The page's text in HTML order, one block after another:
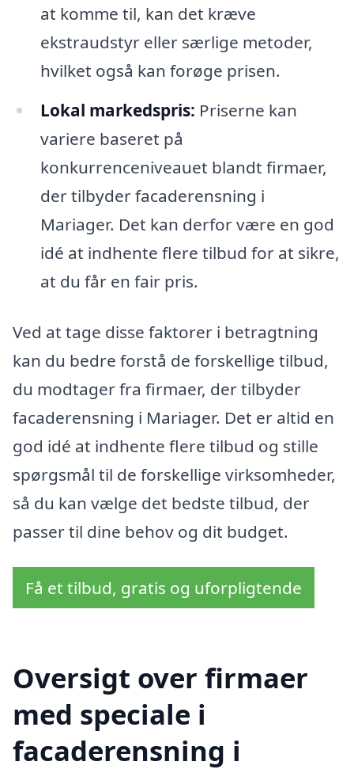
at komme til, kan det kræve
ekstraudstyr eller særlige metoder,
hvilket også kan forøge prisen.
Lokal markedspris: Priserne kan
variere baseret på
konkurrenceniveauet blandt firmaer,
der tilbyder facaderensning i
Mariager. Det kan derfor være en god
idé at indhente flere tilbud for at sikre,
at du får en fair pris.
Ved at tage disse faktorer i betragtning
kan du bedre forstå de forskellige tilbud,
du modtager fra firmaer, der tilbyder
facaderensning i Mariager. Det er altid en
god idé at indhente flere tilbud og stille
spørgsmål til de forskellige virksomheder,
så du kan vælge det bedste tilbud, der
passer til dine behov og dit budget.
Få et tilbud, gratis og uforpligtende
Oversigt over firmaer
med speciale i
facaderensning i